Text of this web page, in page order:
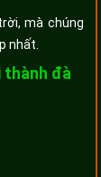
mà chúng
nhất.
thành đà